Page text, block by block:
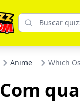
Anime Which
Com